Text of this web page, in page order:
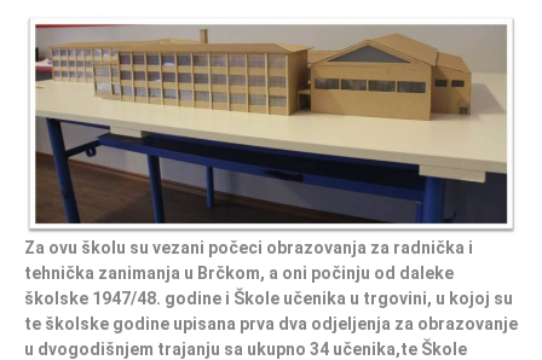
Za ovu školu su vezani počeci obrazovanja za radnička i
tehnička zanimanja u Brčkom, a oni počinju od daleke
školske 1947/48. godine i Škole učenika u trgovini, u kojoj su
te školske godine upisana prva dva odjeljenja za obrazovanje
u dvogodišnjem trajanju sa ukupno 34 učenika,te Škole